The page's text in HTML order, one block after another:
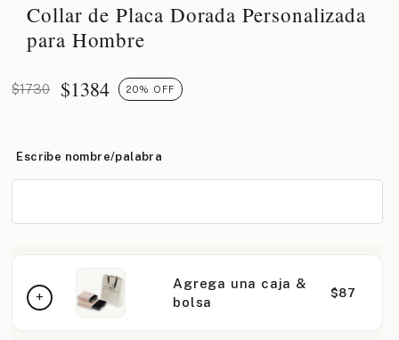
Collar de Placa Dorada Personalizada
para Hombre
$1730 $1384 20% OFF
Escribe nombre/palabra
Agrega una caja &
bolsa
$87